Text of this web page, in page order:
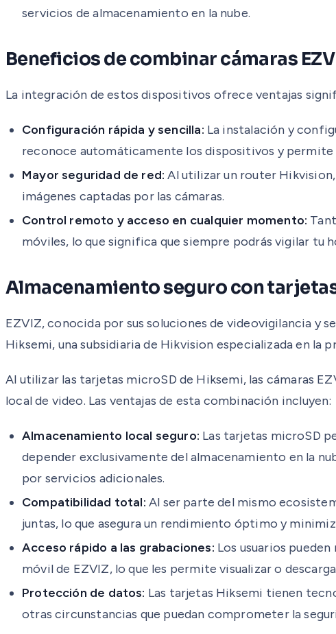
servicios de almacenamiento en la nube.
Beneficios de combinar cámaras
La integración de estos dispositivos ofrece ventajas
Configuración rápida y sencilla: La instalación y
reconoce automáticamente los dispositivos y permite
Mayor seguridad de red: Al utilizar un router
imágenes captadas por las cámaras.
Control remoto y acceso en cualquier momento:
móviles, lo que significa que siempre podrás vigilar tu
Almacenamiento seguro con
EZVIZ, conocida por sus soluciones de videovigilancia y
Hiksemi, una subsidiaria de Hikvision especializada en
Al utilizar las tarjetas microSD de Hiksemi, las cámaras
local de video. Las ventajas de esta combinación incluyen:
Almacenamiento local seguro: Las tarjetas microSD
depender exclusivamente del almacenamiento en la
por servicios adicionales.
Compatibilidad total: Al ser parte del mismo
juntas, lo que asegura un rendimiento óptimo y
Acceso rápido a las grabaciones: Los usuarios
móvil de EZVIZ, lo que les permite visualizar o
Protección de datos: Las tarjetas Hiksemi tienen
otras circunstancias que puedan comprometer la